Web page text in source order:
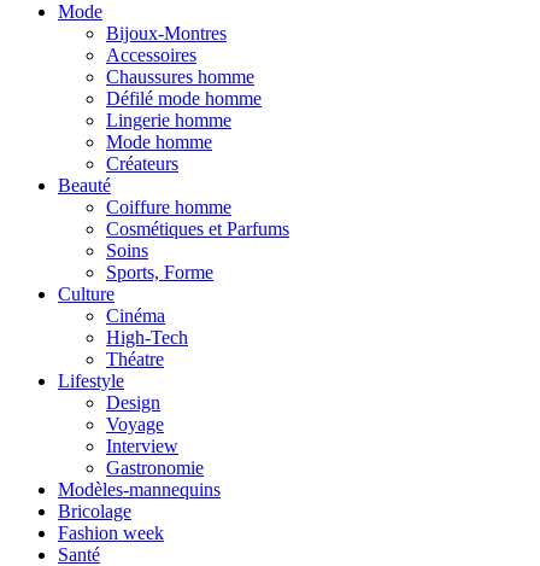
Mode
Bijoux-Montres
Accessoires
Chaussures homme
Défilé mode homme
Lingerie homme
Mode homme
Créateurs
Beauté
Coiffure homme
Cosmétiques et Parfums
Soins
Sports, Forme
Culture
Cinéma
High-Tech
Théatre
Lifestyle
Design
Voyage
Interview
Gastronomie
Modèles-mannequins
Bricolage
Fashion week
Santé